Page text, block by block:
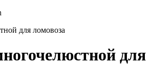
для ломовоза
для